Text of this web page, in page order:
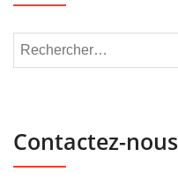
Contactez-nous